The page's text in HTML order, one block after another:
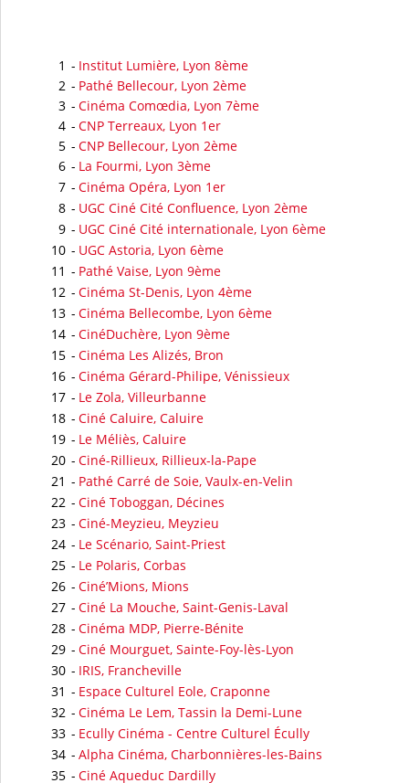
1 - Institut Lumière, Lyon 8ème
2 - Pathé Bellecour, Lyon 2ème
3 - Cinéma Comœdia, Lyon 7ème
4 - CNP Terreaux, Lyon 1er
5 - CNP Bellecour, Lyon 2ème
6 - La Fourmi, Lyon 3ème
7 - Cinéma Opéra, Lyon 1er
8 - UGC Ciné Cité Confluence, Lyon 2ème
9 - UGC Ciné Cité internationale, Lyon 6ème
10 - UGC Astoria, Lyon 6ème
11 - Pathé Vaise, Lyon 9ème
12 - Cinéma St-Denis, Lyon 4ème
13 - Cinéma Bellecombe, Lyon 6ème
14 - CinéDuchère, Lyon 9ème
15 - Cinéma Les Alizés, Bron
16 - Cinéma Gérard-Philipe, Vénissieux
17 - Le Zola, Villeurbanne
18 - Ciné Caluire, Caluire
19 - Le Méliès, Caluire
20 - Ciné-Rillieux, Rillieux-la-Pape
21 - Pathé Carré de Soie, Vaulx-en-Velin
22 - Ciné Toboggan, Décines
23 - Ciné-Meyzieu, Meyzieu
24 - Le Scénario, Saint-Priest
25 - Le Polaris, Corbas
26 - Ciné’Mions, Mions
27 - Ciné La Mouche, Saint-Genis-Laval
28 - Cinéma MDP, Pierre-Bénite
29 - Ciné Mourguet, Sainte-Foy-lès-Lyon
30 - IRIS, Francheville
31 - Espace Culturel Eole, Craponne
32 - Cinéma Le Lem, Tassin la Demi-Lune
33 - Ecully Cinéma - Centre Culturel Écully
34 - Alpha Cinéma, Charbonnières-les-Bains
35 - Ciné Aqueduc Dardilly